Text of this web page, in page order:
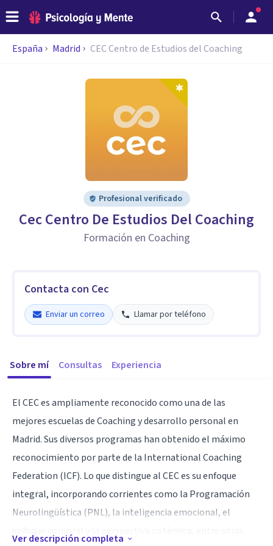
España Madrid CEC Centro de Estudios del Coaching
Profesional verificado
Cec Centro De Estudios Del Coaching
Formación en Coaching
Contacta con Cec
Enviar un correo Llamar por teléfono
Sobre mí Consultas Experiencia
El CEC es ampliamente reconocido como una de las
mejores escuelas de Coaching y desarrollo personal en
Madrid. Sus diversos programas han obtenido el máximo
reconocimiento por parte de la International Coaching
Federation (ICF). Lo que distingue al CEC es su enfoque
integral, incorporando corrientes como la Programación
Neurolingüística (PNL), la inteligencia emocional, el
Ver descripción completa